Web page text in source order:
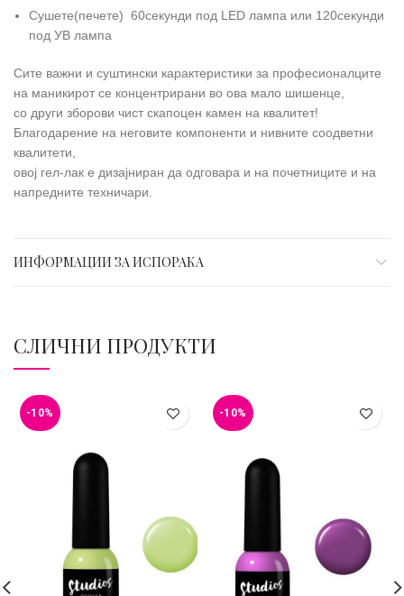
Сушете(печете) 60секунди под LED лампа или 120секунди
под УВ лампа
Сите важни и суштински карактеристики за професионалците
на маникирот се концентрирани во ова мало шишенце,
со други зборови чист скапоцен камен на квалитет!
Благодарение на неговите компоненти и нивните соодветни
квалитети,
овој гел-лак е дизајниран да одговара и на почетниците и на
напредните техничари.
ИНФОРМАЦИИ ЗА ИСПОРАКА
СЛИЧНИ ПРОДУКТИ
-10% -10%